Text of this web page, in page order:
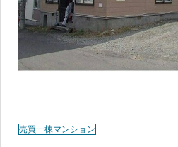
売買一棟マンション